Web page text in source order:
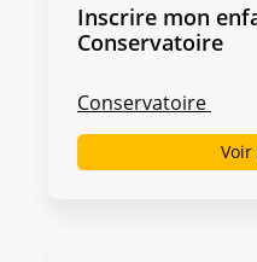
Inscrire mon
Conservatoire
Conservatoire
Voir